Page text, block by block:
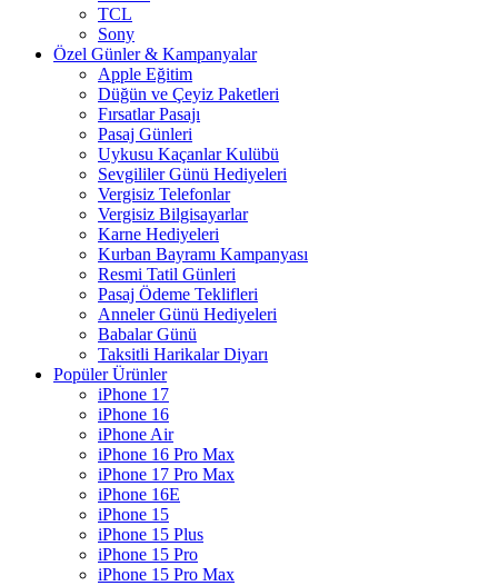
TCL
Sony
Özel Günler & Kampanyalar
Apple Eğitim
Düğün ve Çeyiz Paketleri
Fırsatlar Pasajı
Pasaj Günleri
Uykusu Kaçanlar Kulübü
Sevgililer Günü Hediyeleri
Vergisiz Telefonlar
Vergisiz Bilgisayarlar
Karne Hediyeleri
Kurban Bayramı Kampanyası
Resmi Tatil Günleri
Pasaj Ödeme Teklifleri
Anneler Günü Hediyeleri
Babalar Günü
Taksitli Harikalar Diyarı
Popüler Ürünler
iPhone 17
iPhone 16
iPhone Air
iPhone 16 Pro Max
iPhone 17 Pro Max
iPhone 16E
iPhone 15
iPhone 15 Plus
iPhone 15 Pro
iPhone 15 Pro Max